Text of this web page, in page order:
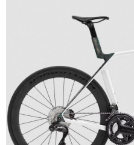
hvězdiček.